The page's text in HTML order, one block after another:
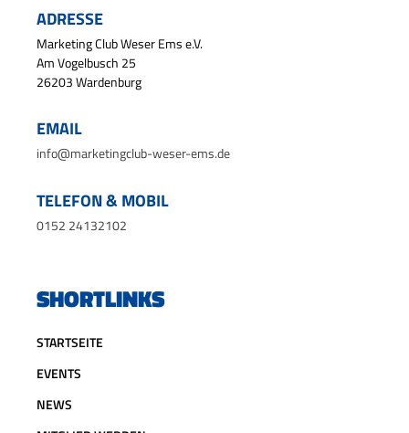
ADRESSE
Marketing Club Weser Ems e.V.
Am Vogelbusch 25
26203 Wardenburg
EMAIL
info@marketingclub-weser-ems.de
TELEFON & MOBIL
0152 24132102
SHORTLINKS
STARTSEITE
EVENTS
NEWS